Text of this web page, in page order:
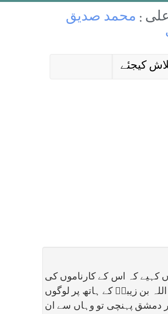
: محمد صدیق
کیجئے
کہیے کہ اس کے کارناموں کی
بن زیبرؓ کے ہاتھ پر لوگوں
دمشق پہنچی تو وہاں سے ان